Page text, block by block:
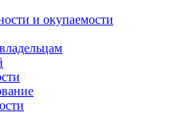
и окупаемости